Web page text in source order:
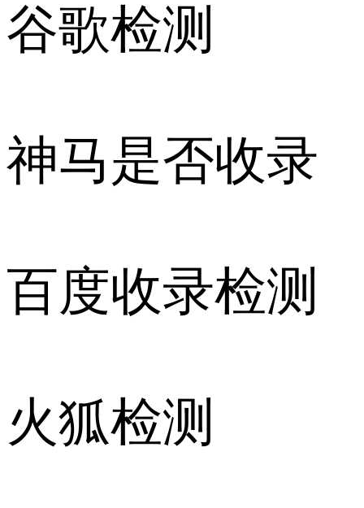
谷歌检测
神马是否收录
百度收录检测
火狐检测